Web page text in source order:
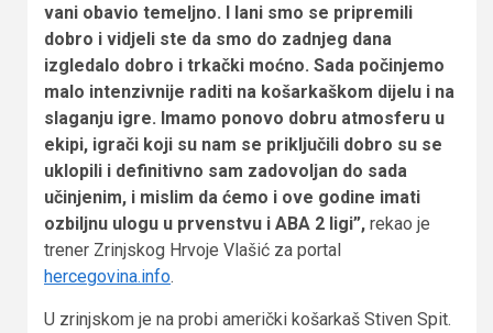
vani obavio temeljno. I lani smo se pripremili
dobro i vidjeli ste da smo do zadnjeg dana
izgledalo dobro i trkački moćno. Sada počinjemo
malo intenzivnije raditi na košarkaškom dijelu i na
slaganju igre. Imamo ponovo dobru atmosferu u
ekipi, igrači koji su nam se priključili dobro su se
uklopili i definitivno sam zadovoljan do sada
učinjenim, i mislim da ćemo i ove godine imati
ozbiljnu ulogu u prvenstvu i ABA 2 ligi”, rekao je
trener Zrinjskog Hrvoje Vlašić za portal
hercegovina.info.
U zrinjskom je na probi američki košarkaš Stiven Spit.